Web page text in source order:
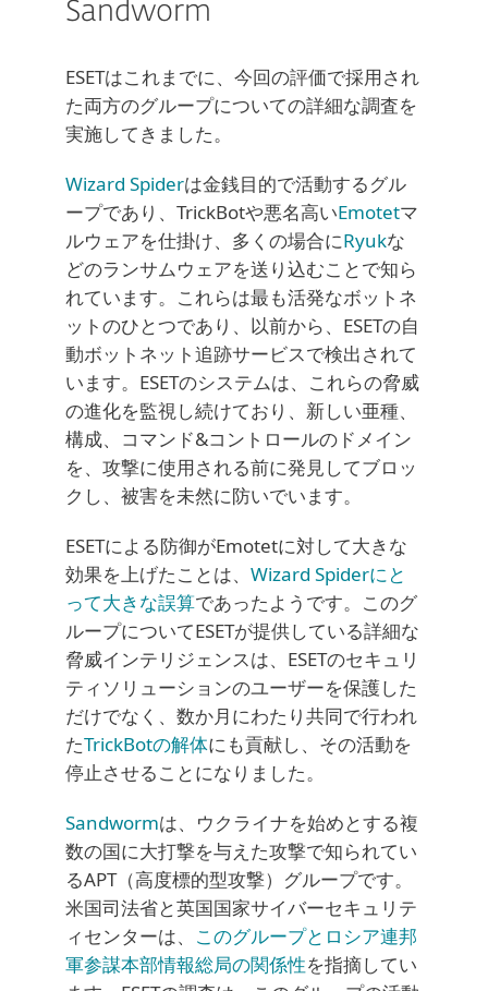
Sandworm
ESETはこれまでに、今回の評価で採用され
た両方のグループについての詳細な調査を
実施してきました。
Wizard Spiderは金銭目的で活動するグル
ープであり、TrickBotや悪名高いEmotetマ
ルウェアを仕掛け、多くの場合にRyukな
どのランサムウェアを送り込むことで知ら
れています。これらは最も活発なボットネ
ットのひとつであり、以前から、ESETの自
動ボットネット追跡サービスで検出されて
います。ESETのシステムは、これらの脅威
の進化を監視し続けており、新しい亜種、
構成、コマンド&コントロールのドメイン
を、攻撃に使用される前に発見してブロッ
クし、被害を未然に防いでいます。
ESETによる防御がEmotetに対して大きな
効果を上げたことは、 Wizard Spiderにと
って大きな誤算であったようです。このグ
ループについてESETが提供している詳細な
脅威インテリジェンスは、ESETのセキュリ
ティソリューションのユーザーを保護した
だけでなく、数か月にわたり共同で行われ
たTrickBotの解体にも貢献し、その活動を
停止させることになりました。
Sandwormは、ウクライナを始めとする複
数の国に大打撃を与えた攻撃で知られてい
るAPT（高度標的型攻撃）グループです。
米国司法省と英国国家サイバーセキュリテ
ィセンターは、 このグループとロシア連邦
軍参謀本部情報総局の関係性を指摘してい